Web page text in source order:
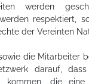
werden
respektiert,
der Vereinten
die Mitarbeiter
darauf,
kommen, die